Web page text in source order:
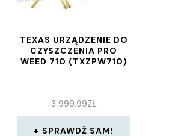
TEXAS URZĄDZENIE DO
CZYSZCZENIA PRO
WEED 710 (TXZPW710)
3 999,99ZŁ
SPRAWDŹ SAM!